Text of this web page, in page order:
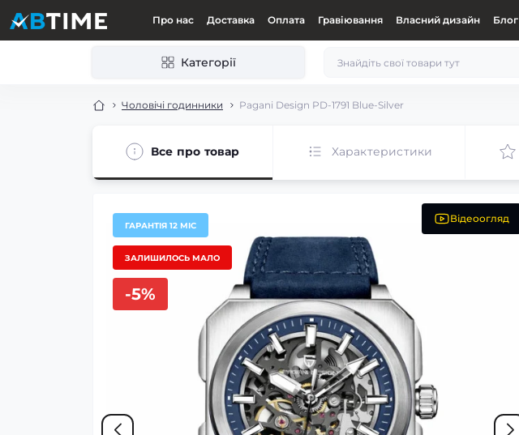
Про нас Доставка Оплата Гравіювання Власний дизайн Блог
Категорії
Чоловічі годинники Pagani Design PD-1791 Blue-Silver
Все про товар Характеристики
ГАРАНТІЯ 12 МІС
ЗАЛИШИЛОСЬ МАЛО
-5%
Відеоогляд